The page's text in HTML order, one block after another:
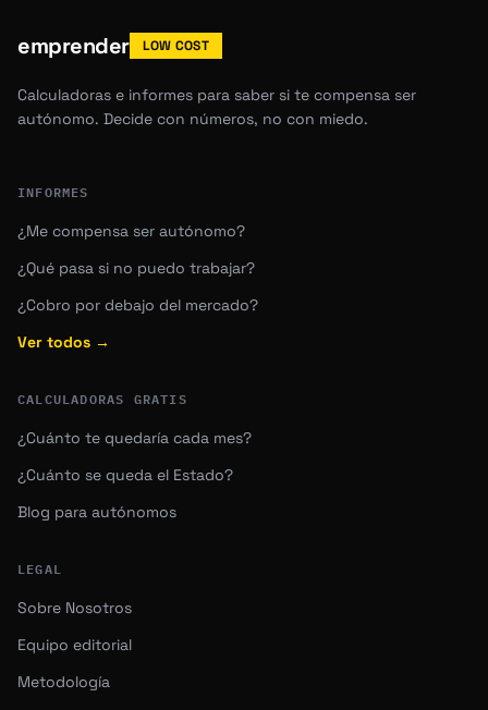
emprender LOW COST
Calculadoras e informes para saber si te compensa ser
autónomo. Decide con números, no con miedo.
INFORMES
¿Me compensa ser autónomo?
¿Qué pasa si no puedo trabajar?
¿Cobro por debajo del mercado?
Ver todos →
CALCULADORAS GRATIS
¿Cuánto te quedaría cada mes?
¿Cuánto se queda el Estado?
Blog para autónomos
LEGAL
Sobre Nosotros
Equipo editorial
Metodología